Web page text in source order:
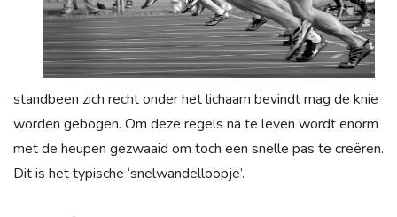
standbeen zich recht onder het lichaam bevindt mag de knie
worden gebogen. Om deze regels na te leven wordt enorm
met de heupen gezwaaid om toch een snelle pas te creëren.
Dit is het typische ‘snelwandelloopje’.